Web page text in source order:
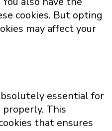
cookies. But opting
may affect your
essential for
This
that ensures